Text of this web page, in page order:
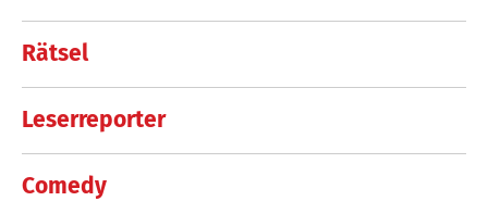
Rätsel
Leserreporter
Comedy